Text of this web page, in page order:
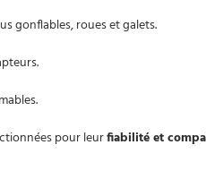
gonflables, roues et galets.
pour leurfiabilité et